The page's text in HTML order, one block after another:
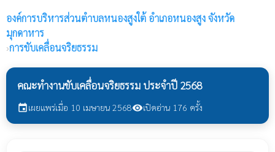
องค์การบริหารส่วนตำบลหนองสูงใต้ อำเภอหนองสูง จังหวัด
มุกดาหาร
›การขับเคลื่อนจริยธรรม
คณะทำงานขับเคลื่อนจริยธรรม ประจำปี 2568
eventเผยแพร่เมื่อ 10 เมษายน 2568visibilityเปิดอ่าน 176 ครั้ง